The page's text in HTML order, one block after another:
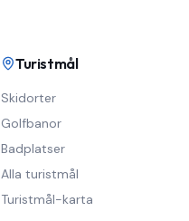
Turistmål
Skidorter
Golfbanor
Badplatser
Alla turistmål
Turistmål-karta